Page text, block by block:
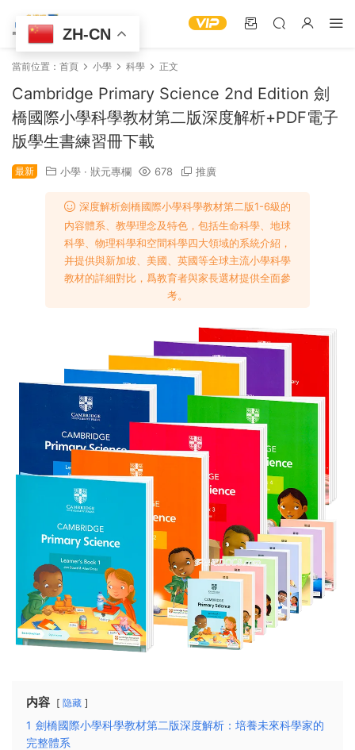
當前位置： 首頁 小學 科學 正文
Cambridge Primary Science 2nd Edition 劍
橋國際小學科學教材第二版深度解析+PDF電子
版學生書練習冊下載
最新 小學 · 狀元專欄 678 推廣
深度解析劍橋國際小學科學教材第二版1-6級的
内容體系、教學理念及特色，包括生命科學、地球
科學、物理科學和空間科學四大領域的系統介紹，
并提供與新加坡、美國、英國等全球主流小學科學
教材的詳細對比，爲教育者與家長選材提供全面參
考。
内容 隐藏
1 劍橋國際小學科學教材第二版深度解析：培養未來科學家的
完整體系
ZH-CN